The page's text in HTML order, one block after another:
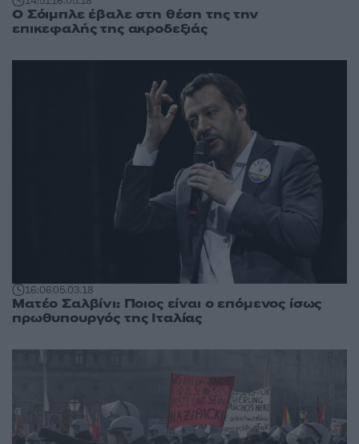
O Σόιμπλε έβαλε στη θέση της την
επικεφαλής της ακροδεξιάς
16:0605.03.18
Ματέο Σαλβίνι: Ποιος είναι ο επόμενος ίσως
πρωθυπουργός της Ιταλίας